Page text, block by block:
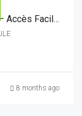
LGC-060 – Villa Moderne De Standing – Accès Facile Et Cadre Fonctionnel
8 months ago